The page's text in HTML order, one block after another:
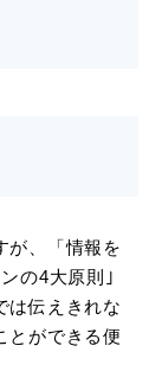
が、「情報を
の4大原則｣
は伝えきれな
とができる便